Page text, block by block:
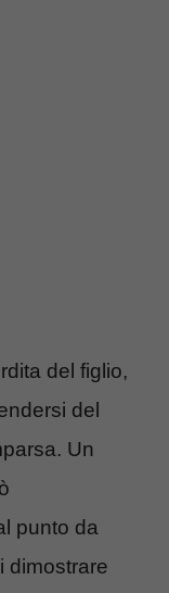
del figlio,
del
Un
punto da
dimostrare